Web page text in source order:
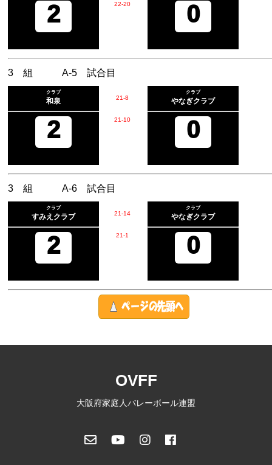
2 22-20 0
3 組 A-5 試合目
クラブ
和泉
2
21-8
21-10
クラブ
やなぎクラブ
0
3 組 A-6 試合目
クラブ
すみえクラブ
2
21-14
21-1
クラブ
やなぎクラブ
0
OVFF
大阪府家庭人バレーボール連盟